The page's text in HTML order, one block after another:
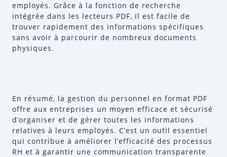
employés. Grâce à la fonction de recherche
intégrée dans les lecteurs PDF, il est facile de
trouver rapidement des informations spécifiques
sans avoir à parcourir de nombreux documents
physiques.
En résumé, la gestion du personnel en format PDF
offre aux entreprises un moyen efficace et sécurisé
d’organiser et de gérer toutes les informations
relatives à leurs employés. C’est un outil essentiel
qui contribue à améliorer l’efficacité des processus
RH et à garantir une communication transparente